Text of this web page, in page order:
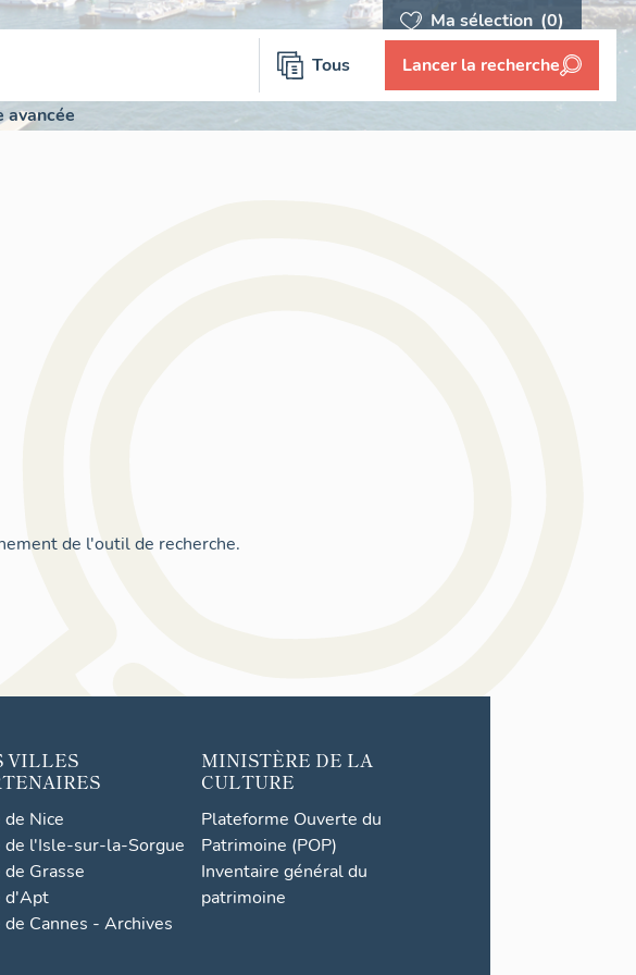
Ma sélection (0)
Tous Lancer la recherche
avancée
de l'outil de recherche.
VILLES
Nice
l'Isle-sur-la-Sorgue
Grasse
d'Apt
Cannes - Archives
MINISTÈRE DE LA
CULTURE
Plateforme Ouverte du
Patrimoine (POP)
Inventaire général du
patrimoine